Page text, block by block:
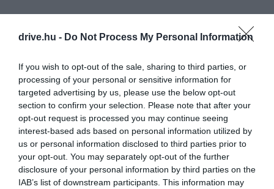
drive.hu - Do Not Process My Personal Information
If you wish to opt-out of the sale, sharing to third parties, or
processing of your personal or sensitive information for
targeted advertising by us, please use the below opt-out
section to confirm your selection. Please note that after your
opt-out request is processed you may continue seeing
interest-based ads based on personal information utilized by
us or personal information disclosed to third parties prior to
your opt-out. You may separately opt-out of the further
disclosure of your personal information by third parties on the
IAB’s list of downstream participants. This information may